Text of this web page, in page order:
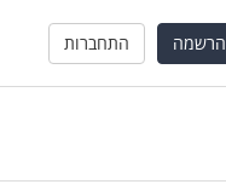
הרשמה התחברות